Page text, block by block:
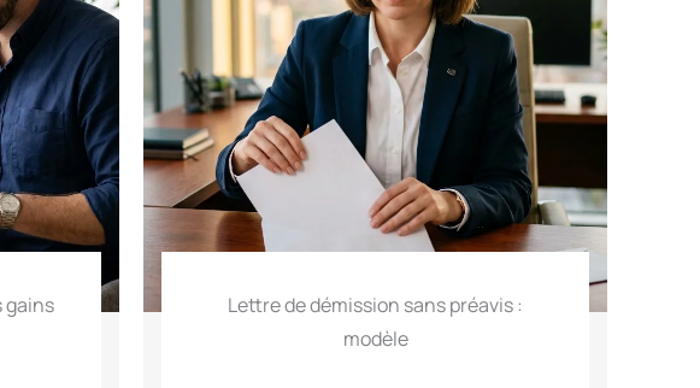
gains
Lettre de démission sans préavis :
modèle